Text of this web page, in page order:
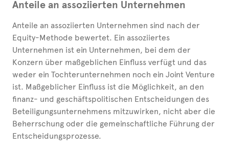
Anteile an assoziierten Unternehmen
Anteile an assoziierten Unternehmen sind nach der
Equity-Methode bewertet. Ein assoziiertes
Unternehmen ist ein Unternehmen, bei dem der
Konzern über maßgeblichen Einfluss verfügt und das
weder ein Tochterunternehmen noch ein Joint Venture
ist. Maßgeblicher Einfluss ist die Möglichkeit, an den
finanz- und geschäftspolitischen Entscheidungen des
Beteiligungsunternehmens mitzuwirken, nicht aber die
Beherrschung oder die gemeinschaftliche Führung der
Entscheidungsprozesse.